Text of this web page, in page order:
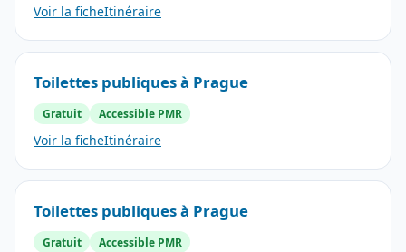
Voir la ficheItinéraire
Toilettes publiques à Prague
Gratuit Accessible PMR
Voir la ficheItinéraire
Toilettes publiques à Prague
Gratuit Accessible PMR